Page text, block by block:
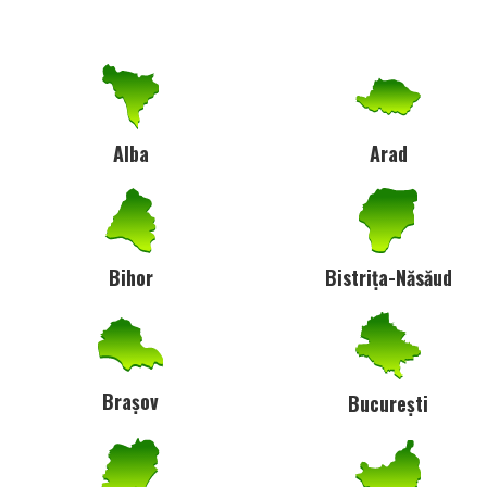
Alba Arad
Bihor Bistrița-Năsăud
Brașov București